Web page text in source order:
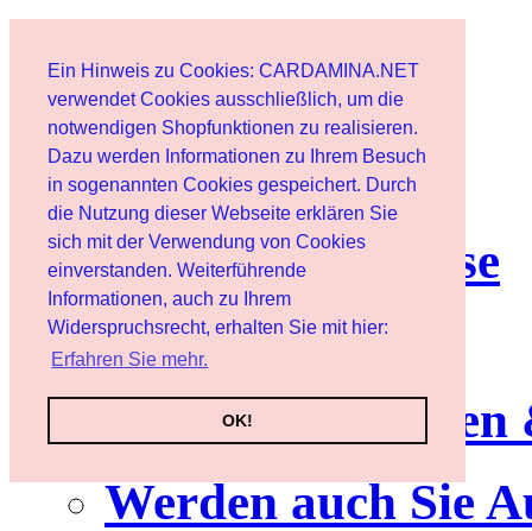
Ein Hinweis zu Cookies: CARDAMINA.NET
verwendet Cookies ausschließlich, um die
notwendigen Shopfunktionen zu realisieren.
Dazu werden Informationen zu Ihrem Besuch
in sogenannten Cookies gespeichert. Durch
die Nutzung dieser Webseite erklären Sie
sich mit der Verwendung von Cookies
einverstanden. Weiterführende
Informationen, auch zu Ihrem
Widerspruchsrecht, erhalten Sie mit hier:
Erfahren Sie mehr.
OK!
Benutzer
Newsletter
Nutzungshinweise
Service
Werden auch Sie